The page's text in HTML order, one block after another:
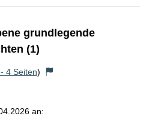
grundlegende
(1)
4 Seiten)
an: